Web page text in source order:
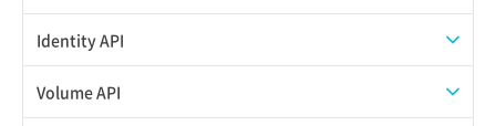
APIでVPSにISOイメージを挿入する
APIでVPSを作成する
APIユーザーを作成する
API情報を確認する
Identity API
Credential一覧取得
Volume API